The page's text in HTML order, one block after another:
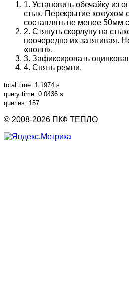
1. Установить обечайку из
стык. Перекрытие кожухом
составлять не менее 50мм
2. Стянуть скорлупу на
поочередно их затягивая.
«волн».
3. Зафиксировать
4. Снять ремни.
total time: 1.1974 s
query time: 0.0436 s
queries: 157
© 2008-2026 ПКФ ТЕПЛО